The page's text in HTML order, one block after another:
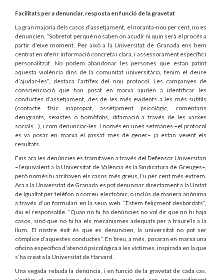
Facilitats per a denunciar, resposta en funció de la gravetat
La gran majoria dels casos d’assetjament, el noranta-nou per cent, no es
denuncien. “Sobretot perquè no saben on acudir ni quin serà el procés a
partir d’eixe moment. Per això a la Universitat de Granada ens hem
centrat en oferir informació concreta i clara, i assessorament específic i
personalitzat. No podem abandonar les persones que estan patint
aquesta violència dins de la comunitat universitària, tenim el deure
d’ajudar-les”, destaca l’artífex del nou protocol. Les campanyes de
conscienciació que han posat en marxa ajuden a identificar les
conductes d’assetjament, des de les més evidents a les més subtils
(contacte físic inapropiat, assetjament psicològic, comentaris
denigrants, sexistes o homòfobs, difamació a través de les xarxes
socials…), i com denunciar-les. I només en unes setmanes –el protocol
es va posar en marxa el passat mes de gener– ja estan veient els
resultats.
Fins ara les denúncies es tramitaven a través del Defensor Universitari
–l’equivalent a la Universitat de València és la Sindicatura de Greuges–,
però només hi arribaven els casos més greus, l’u per cent més extrem.
Ara a la Universitat de Granada es pot denunciar directament a la Unitat
de Igualtat per telèfon o correu electrònic, o inclús de manera anònima
a través d’un formulari en la seua web. “Estem feliçment desbordats”,
diu el responsable. “Quan no hi ha denúncies no vol dir que no hi haja
casos, sinó que no hi ha els mecanismes adequats per a traure’ls a la
llum. El nostre èxit és que es denuncien, la universitat no pot ser
còmplice d’aquestes conductes”. En breu, a més, posaran en marxa una
oficina específica d’atenció psicològica a les víctimes, inspirada en la que
s’ha creat a la Universitat de Harvard.
Una vegada rebuda la denúncia, i en funció de la gravetat de cada cas,